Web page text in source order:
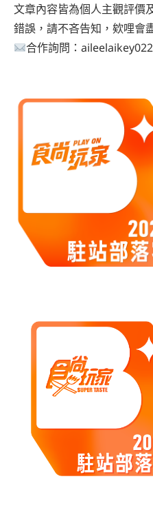
文章內容皆為個人主觀評價
錯誤，請不吝告知，欸哩會
合作詢問：